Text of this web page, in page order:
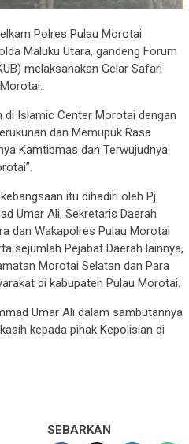
Polres Pulau Morotai
Maluku Utara, gandeng Forum
melaksanakan Gelar Safari
Islamic Center Morotai dengan
dan Memupuk Rasa
Kamtibmas dan Terwujudnya
itu dihadiri oleh Pj.
Umar Ali, Sekretaris Daerah
dan Wakapolres Pulau Morotai
sejumlah Pejabat Daerah lainnya,
Morotai Selatan dan Para
di kabupaten Pulau Morotai.
Umar Ali dalam sambutannya
kepada pihak Kepolisian di
SEBARKAN